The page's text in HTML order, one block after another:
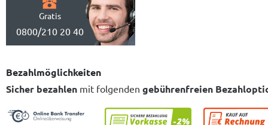
Gratis
0800/210 20 40
Bezahlmöglichkeiten
Sicher bezahlen mit folgenden gebührenfreien